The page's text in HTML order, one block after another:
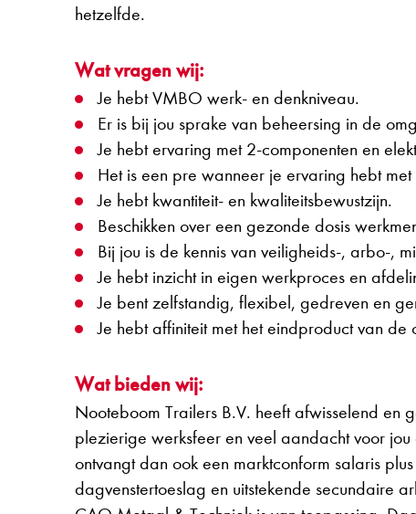
hetzelfde.
Wat vragen wij:
Je hebt VMBO werk- en denkniveau.
Er is bij jou sprake van beheersing in de
Je hebt ervaring met 2-componenten en
Het is een pre wanneer je ervaring hebt
Je hebt kwantiteit- en kwaliteitsbewustzijn.
Beschikken over een gezonde dosis
Bij jou is de kennis van veiligheids-, arbo-,
Je hebt inzicht in eigen werkproces en
Je bent zelfstandig, flexibel, gedreven en
Je hebt affiniteit met het eindproduct van de
Wat bieden wij:
Nooteboom Trailers B.V. heeft afwisselend en
plezierige werksfeer en veel aandacht voor jou
ontvangt dan ook een marktconform salaris
dagvenstertoeslag en uitstekende secundaire